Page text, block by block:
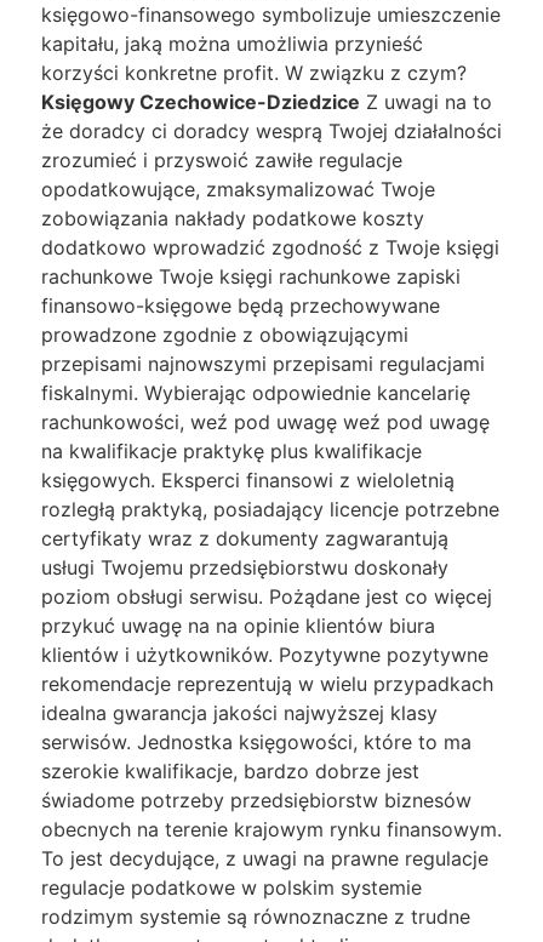
księgowo-finansowego symbolizuje umieszczenie
kapitału, jaką można umożliwia przynieść
korzyści konkretne profit. W związku z czym?
Księgowy Czechowice-Dziedzice Z uwagi na to
że doradcy ci doradcy wesprą Twojej działalności
zrozumieć i przyswoić zawiłe regulacje
opodatkowujące, zmaksymalizować Twoje
zobowiązania nakłady podatkowe koszty
dodatkowo wprowadzić zgodność z Twoje księgi
rachunkowe Twoje księgi rachunkowe zapiski
finansowo-księgowe będą przechowywane
prowadzone zgodnie z obowiązującymi
przepisami najnowszymi przepisami regulacjami
fiskalnymi. Wybierając odpowiednie kancelarię
rachunkowości, weź pod uwagę weź pod uwagę
na kwalifikacje praktykę plus kwalifikacje
księgowych. Eksperci finansowi z wieloletnią
rozległą praktyką, posiadający licencje potrzebne
certyfikaty wraz z dokumenty zagwarantują
usługi Twojemu przedsiębiorstwu doskonały
poziom obsługi serwisu. Pożądane jest co więcej
przykuć uwagę na na opinie klientów biura
klientów i użytkowników. Pozytywne pozytywne
rekomendacje reprezentują w wielu przypadkach
idealna gwarancja jakości najwyższej klasy
serwisów. Jednostka księgowości, które to ma
szerokie kwalifikacje, bardzo dobrze jest
świadome potrzeby przedsiębiorstw biznesów
obecnych na terenie krajowym rynku finansowym.
To jest decydujące, z uwagi na prawne regulacje
regulacje podatkowe w polskim systemie
rodzimym systemie są równoznaczne z trudne